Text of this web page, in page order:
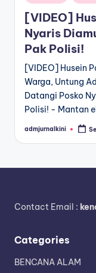
n
in
[VIDEO]
Nyaris
Pak Polisi!
[VIDEO] Husein
Warga, Untung
Datangi Posko
Polisi! - Mantan
Posted
admjurnalkini
Contact Email :
Categories
BENCANA ALAM